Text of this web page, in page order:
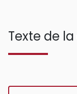
Texte de la